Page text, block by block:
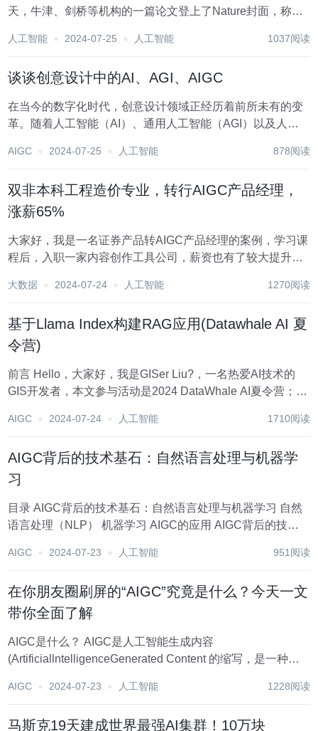
天，牛津、剑桥等机构的一篇论文登上了Nature封面，称合
是——更多使用人类数据! 用AI生成的数据训练AI，模型会崩
人工智能 2024-07-25 人工智能 1037阅读
谈谈创意设计中的AI、AGI、AIGC
在当今的数字化时代，创意设计领域正经历着前所未有的变
革。随着人工智能（AI）、通用人工智能（AGI）以及人工
创作手段都发生了深刻的变化。本文将从创意设计的角度，
AIGC 2024-07-25 人工智能 878阅读
双非本科工程造价专业，转行AIGC产品经理，
涨薪65%
大家好，我是一名证券产品转AIGC产品经理的案例，学习课
程后，入职一家内容创作工具公司，薪资也有了较大提升，
图文创作工具，服务对象主要是金融客户和电商客户两类群
大数据 2024-07-24 人工智能 1270阅读
基于Llama Index构建RAG应用(Datawhale AI 夏
令营)
前言 Hello，大家好，我是GISer Liu?，一名热爱AI技术的
GIS开发者，本文参与活动是2024 DataWhale AI夏令营；?
Ll...
AIGC 2024-07-24 人工智能 1710阅读
AIGC背后的技术基石：自然语言处理与机器学
习
目录 AIGC背后的技术基石：自然语言处理与机器学习 自然
语言处理（NLP） 机器学习 AIGC的应用 AIGC背后的技术
器学习是构建AI教学工具"风变科技"中的语言模型所依赖的
AIGC 2024-07-23 人工智能 951阅读
在你朋友圈刷屏的“AIGC”究竟是什么？今天一文
带你全面了解
AIGC是什么？ AIGC是人工智能生成内容
(ArtificiallntelligenceGenerated Content 的缩写，是一种利
域，如自然语言处理、机器学习、深度学习等可以自动化地
AIGC 2024-07-23 人工智能 1228阅读
马斯克19天建成世界最强AI集群！10万块